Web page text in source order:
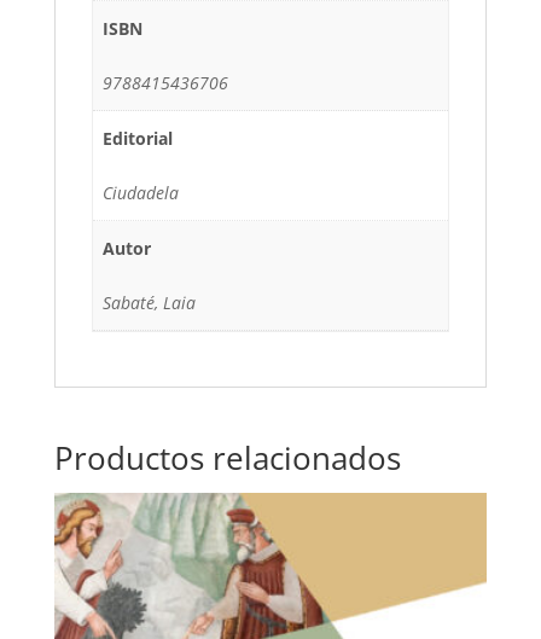
ISBN
9788415436706
Editorial
Ciudadela
Autor
Sabaté, Laia
Productos relacionados